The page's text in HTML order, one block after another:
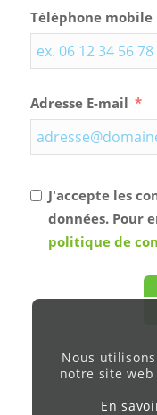
Téléphone mobile
Adresse E-mail
J'accepte les
données. Pour
politique de
Nous
notre site
En